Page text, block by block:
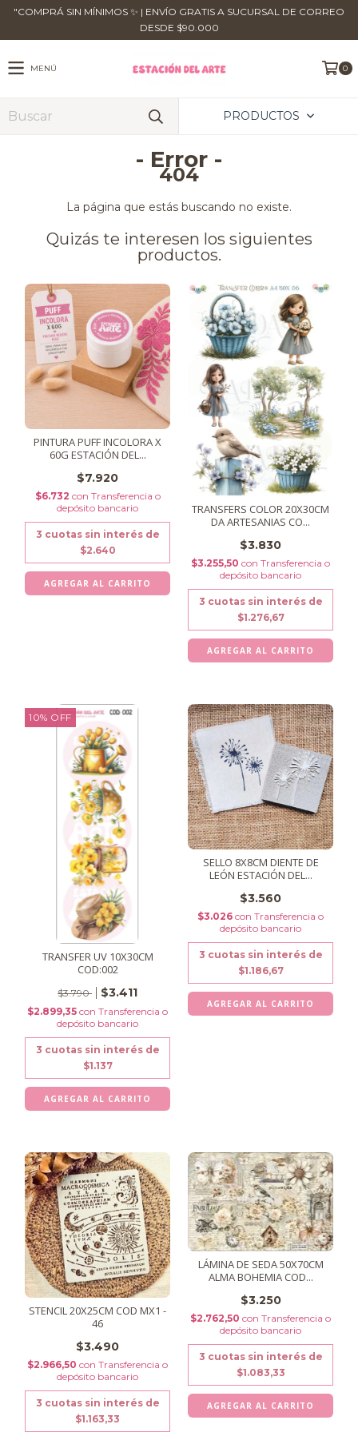
​"COMPRÁ SIN MÍNIMOS ✨ | ENVÍO GRATIS A SUCURSAL DE CORREO
DESDE $90.000
MENÚ 0
PRODUCTOS
- Error -
404
La página que estás buscando no existe.
Quizás te interesen los siguientes
productos.
PINTURA PUFF INCOLORA X
60G ESTACIÓN DEL...
$7.920
$6.732 con Transferencia o
depósito bancario
3 cuotas sin interés de
$2.640
TRANSFERS COLOR 20X30CM
DA ARTESANIAS CO...
$3.830
$3.255,50 con Transferencia o
depósito bancario
3 cuotas sin interés de
$1.276,67
10% OFF
TRANSFER UV 10X30CM
COD:002
$3.790 $3.411
$2.899,35 con Transferencia o
depósito bancario
3 cuotas sin interés de
$1.137
SELLO 8X8CM DIENTE DE
LEÓN ESTACIÓN DEL...
$3.560
$3.026 con Transferencia o
depósito bancario
3 cuotas sin interés de
$1.186,67
STENCIL 20X25CM COD MX1 -
46
$3.490
$2.966,50 con Transferencia o
depósito bancario
3 cuotas sin interés de
$1.163,33
LÁMINA DE SEDA 50X70CM
ALMA BOHEMIA COD...
$3.250
$2.762,50 con Transferencia o
depósito bancario
3 cuotas sin interés de
$1.083,33